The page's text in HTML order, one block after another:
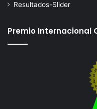
Resultados-Slider
Premio Internacional